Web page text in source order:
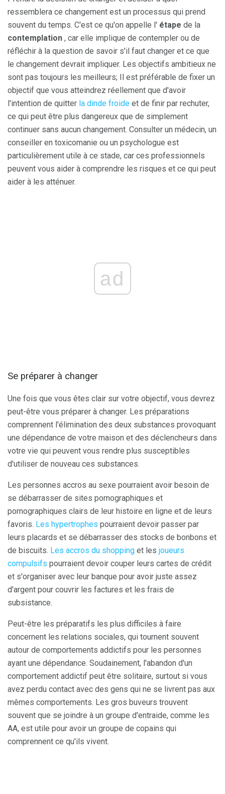
ressemblera ce changement est un processus qui prend
souvent du temps. C'est ce qu'on appelle l' étape de la
contemplation , car elle implique de contempler ou de
réfléchir à la question de savoir s'il faut changer et ce que
le changement devrait impliquer. Les objectifs ambitieux ne
sont pas toujours les meilleurs; Il est préférable de fixer un
objectif que vous atteindrez réellement que d'avoir
l'intention de quitter la dinde froide et de finir par rechuter,
ce qui peut être plus dangereux que de simplement
continuer sans aucun changement. Consulter un médecin, un
conseiller en toxicomanie ou un psychologue est
particulièrement utile à ce stade, car ces professionnels
peuvent vous aider à comprendre les risques et ce qui peut
aider à les atténuer.
ad
Se préparer à changer
Une fois que vous êtes clair sur votre objectif, vous devrez
peut-être vous préparer à changer. Les préparations
comprennent l'élimination des deux substances provoquant
une dépendance de votre maison et des déclencheurs dans
votre vie qui peuvent vous rendre plus susceptibles
d'utiliser de nouveau ces substances.
Les personnes accros au sexe pourraient avoir besoin de
se débarrasser de sites pornographiques et
pornographiques clairs de leur histoire en ligne et de leurs
favoris. Les hypertrophes pourraient devoir passer par
leurs placards et se débarrasser des stocks de bonbons et
de biscuits. Les accros du shopping et les joueurs
compulsifs pourraient devoir couper leurs cartes de crédit
et s'organiser avec leur banque pour avoir juste assez
d'argent pour couvrir les factures et les frais de
subsistance.
Peut-être les préparatifs les plus difficiles à faire
concernent les relations sociales, qui tournent souvent
autour de comportements addictifs pour les personnes
ayant une dépendance. Soudainement, l'abandon d'un
comportement addictif peut être solitaire, surtout si vous
avez perdu contact avec des gens qui ne se livrent pas aux
mêmes comportements. Les gros buveurs trouvent
souvent que se joindre à un groupe d'entraide, comme les
AA, est utile pour avoir un groupe de copains qui
comprennent ce qu'ils vivent.